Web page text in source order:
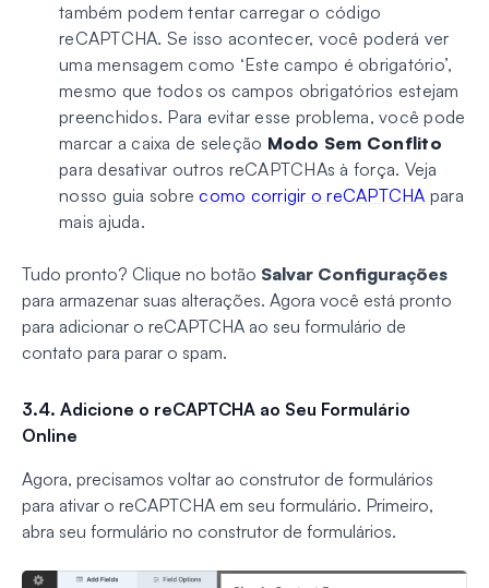
também podem tentar carregar o código
reCAPTCHA. Se isso acontecer, você poderá ver
uma mensagem como ‘Este campo é obrigatório’,
mesmo que todos os campos obrigatórios estejam
preenchidos. Para evitar esse problema, você pode
marcar a caixa de seleção Modo Sem Conflito
para desativar outros reCAPTCHAs à força. Veja
nosso guia sobrecomo corrigir o reCAPTCHA para
mais ajuda.
Tudo pronto? Clique no botão Salvar Configurações
para armazenar suas alterações. Agora você está pronto
para adicionar o reCAPTCHA ao seu formulário de
contato para parar o spam.
3.4. Adicione o reCAPTCHA ao Seu Formulário
Online
Agora, precisamos voltar ao construtor de formulários
para ativar o reCAPTCHA em seu formulário. Primeiro,
abra seu formulário no construtor de formulários.